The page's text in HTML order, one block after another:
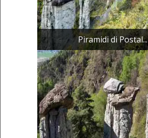
Piramidi di Postal...